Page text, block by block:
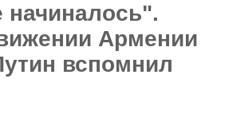
начиналось".
Армении
вспомнил